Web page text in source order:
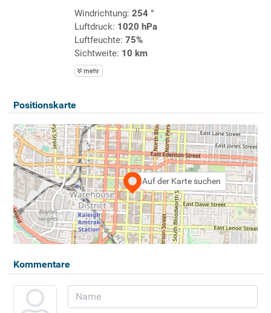
Windrichtung: 254 °
Luftdruck: 1020 hPa
Luftfeuchte: 75%
Sichtweite: 10 km
mehr
Positionskarte
Auf der Karte suchen
Kommentare